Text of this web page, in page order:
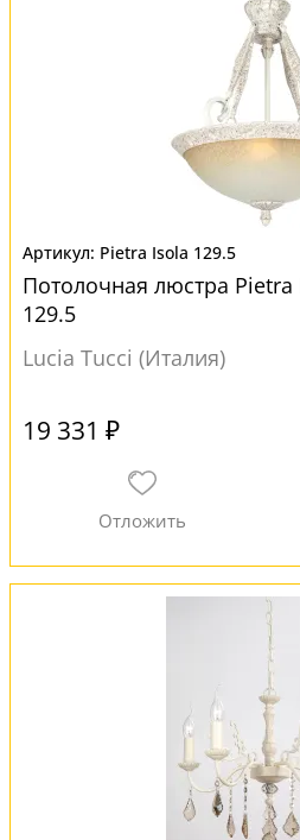
Pietra Isola 129.5
Потолочная люстра
129.5
Lucia Tucci (Италия)
19 331 ₽